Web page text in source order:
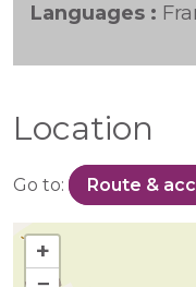
Languages :
Location
Go to: Route &
+